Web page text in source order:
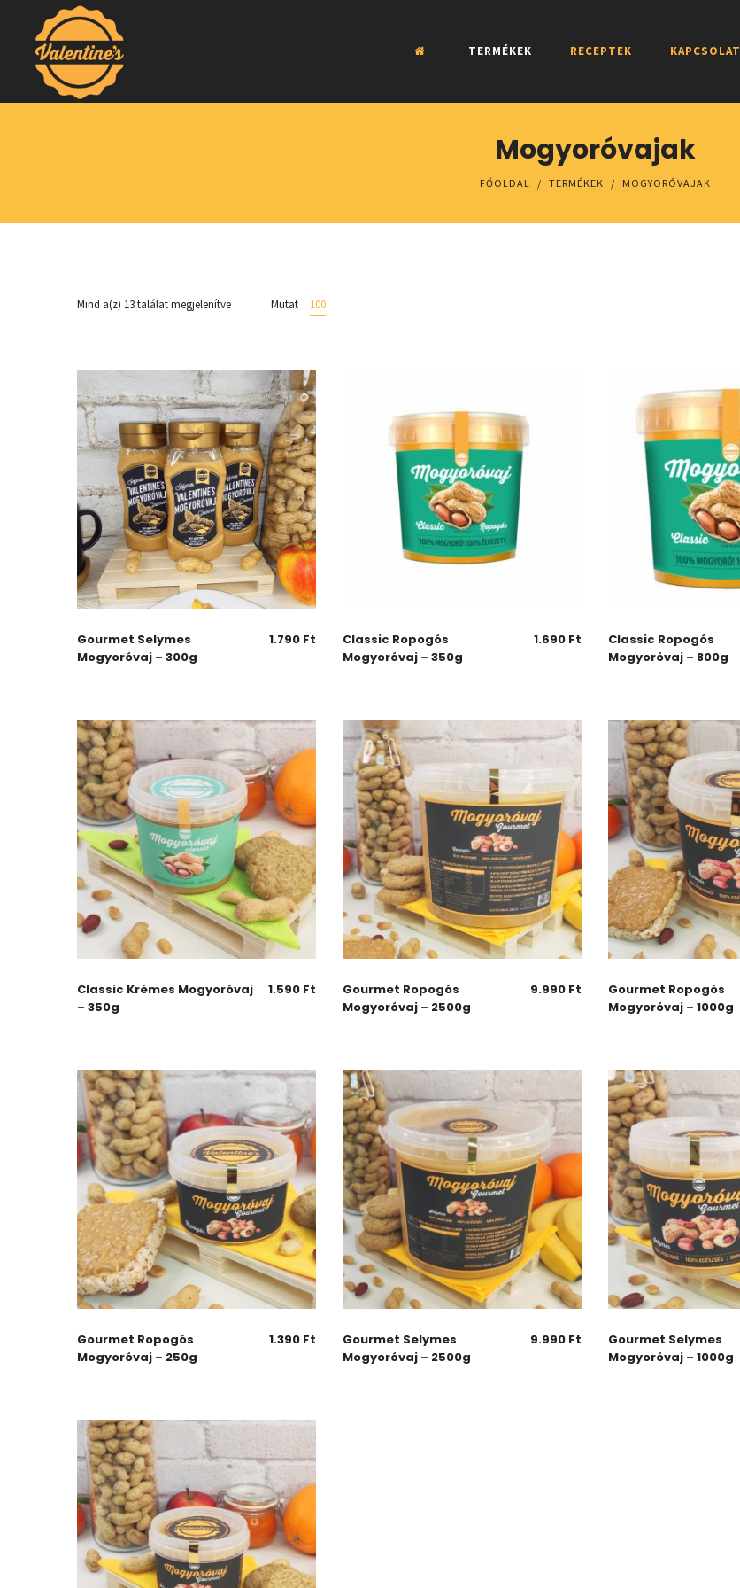
TERMÉKEK RECEPTEK KAPCSOLAT
Mogyoróvajak
FŐOLDAL / TERMÉKEK / MOGYORÓVAJAK
Mind a(z) 13 találat megjelenítve Mutat 100
Gourmet Selymes
Mogyoróvaj – 300g
1.790 Ft
Classic Ropogós
Mogyoróvaj – 350g
1.690 Ft
Classic Ropogós
Mogyoróvaj – 800g
Classic Krémes Mogyoróvaj
– 350g
1.590 Ft
Gourmet Ropogós
Mogyoróvaj – 2500g
9.990 Ft
Gourmet Ropogós
Mogyoróvaj – 1000g
Gourmet Ropogós
Mogyoróvaj – 250g
1.390 Ft
Gourmet Selymes
Mogyoróvaj – 2500g
9.990 Ft
Gourmet Selymes
Mogyoróvaj – 1000g